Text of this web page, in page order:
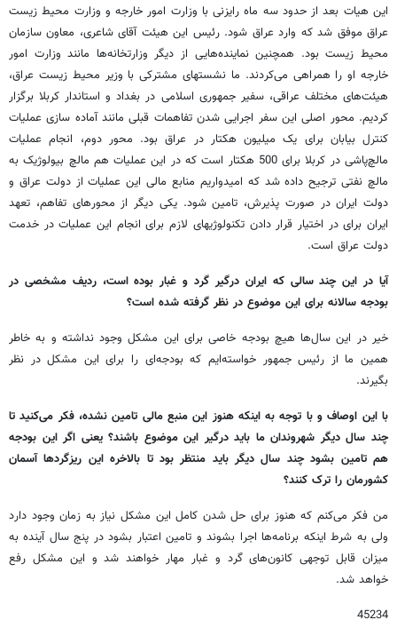
این هیات بعد از حدود سه ماه رایزنی با وزارت امور خارجه و وزارت محیط زیست
عراق موفق شد که وارد عراق شود. رئیس این هیئت آقای شاعری، معاون سازمان
محیط زیست بود. همچنین نماینده‌هایی از دیگر وزارتخانه‌ها مانند وزارت امور
خارجه او را همراهی می‌کردند. ما نشستهای مشترکی با وزیر محیط زیست عراق،
هیئت‌های مختلف عراقی، سفیر جمهوری اسلامی در بغداد و استاندار کربلا برگزار
کردیم. محور اصلی این سفر اجرایی شدن تفاهمات قبلی مانند آماده سازی عملیات
کنترل بیابان برای یک میلیون هکتار در عراق بود. محور دوم، انجام عملیات
مالچ‌پاشی در کربلا برای 500 هکتار است که در این عملیات هم مالچ بیولوژیک به
مالچ نفتی ترجیح داده شد که امیدواریم منابع مالی این عملیات از دولت عراق و
دولت ایران در صورت پذیرش، تامین شود. یکی دیگر از محورهای تفاهم، تعهد
ایران برای در اختیار قرار دادن تکنولوژیهای لازم برای انجام این عملیات در خدمت
دولت عراق است.
آیا در این چند سالی که ایران درگیر گرد و غبار بوده است، ردیف مشخصی در
بودجه سالانه برای این موضوع در نظر گرفته شده است؟
خیر در این سال‌ها هیچ بودجه خاصی برای این مشکل وجود نداشته و به خاطر
همین ما از رئیس جمهور خواسته‌ایم که بودجه‌ای را برای این مشکل در نظر
بگیرند.
با این اوصاف و با توجه به اینکه هنوز این منبع مالی تامین نشده، فکر می‌کنید تا
چند سال دیگر شهروندان ما باید درگیر این موضوع باشند؟ یعنی اگر این بودجه
هم تامین بشود چند سال دیگر باید منتظر بود تا بالاخره این ریزگردها آسمان
کشورمان را ترک کنند؟
من فکر می‌کنم که هنوز برای حل شدن کامل این مشکل نیاز به زمان وجود دارد
ولی به شرط اینکه برنامه‌ها اجرا بشوند و تامین اعتبار بشود در پنج سال آینده به
میزان قابل توجهی کانون‌های گرد و غبار مهار خواهند شد و این مشکل رفع
خواهد شد.
45234